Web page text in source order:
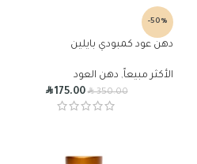
-50%
دهن عود كمبودي بايلين
الأكثر مبيعاً, دهن العود
R350.00
R175.00